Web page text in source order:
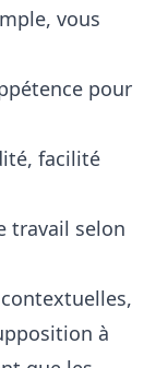
vous
pour
facilité
travail selon
à